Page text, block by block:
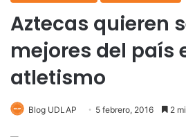
Aztecas quieren
mejores del país
atletismo
Blog UDLAP 5 febrero, 2016 2